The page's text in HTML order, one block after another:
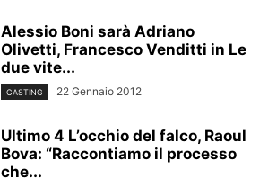
Alessio Boni sarà Adriano
Olivetti, Francesco Venditti in Le
due vite...
CASTING 22 Gennaio 2012
Ultimo 4 L’occhio del falco, Raoul
Bova: “Raccontiamo il processo
che...